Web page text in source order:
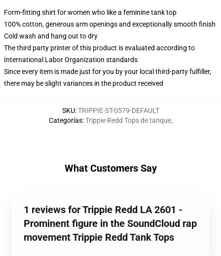
Form-fitting shirt for women who like a feminine tank top
100% cotton, generous arm openings and exceptionally smooth finish
Cold wash and hang out to dry
The third party printer of this product is evaluated according to
International Labor Organization standards
Since every item is made just for you by your local third-party fulfiller,
there may be slight variances in the product received
SKU:TRIPPIE-ST-0579-DEFAULT
Categorías:Trippie Redd Tops de tanque,
What Customers Say
1 reviews for Trippie Redd LA 2601 -
Prominent figure in the SoundCloud rap
movement Trippie Redd Tank Tops